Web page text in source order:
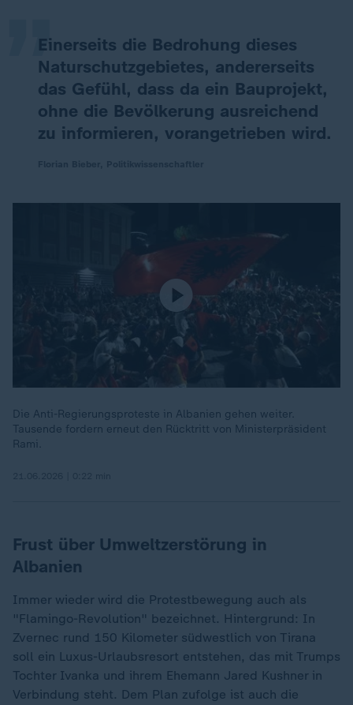
Einerseits die Bedrohung dieses
Naturschutzgebietes, andererseits
das Gefühl, dass da ein Bauprojekt,
ohne die Bevölkerung ausreichend
zu informieren, vorangetrieben wird.
Die Anti-Regierungsproteste in Albanien gehen weiter.
Tausende fordern erneut den Rücktritt von Ministerpräsident
Rami.
Frust über Umweltzerstörung in
Albanien
Immer wieder wird die Protestbewegung auch als
"Flamingo-Revolution" bezeichnet. Hintergrund: In
Zvernec rund 150 Kilometer südwestlich von Tirana
soll ein Luxus-Urlaubsresort entstehen, das mit Trumps
Tochter Ivanka und ihrem Ehemann Jared Kushner in
Verbindung steht. Dem Plan zufolge ist auch die